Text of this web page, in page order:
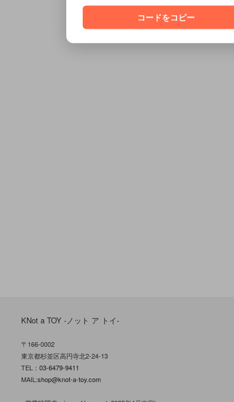
KNot a TOY -ノット ア トイ-
〒166-0002
東京都杉並区高円寺北2-24-13
TEL：03-6479-9411
MAIL:shop@knot-a-toy.com
コードをコピー